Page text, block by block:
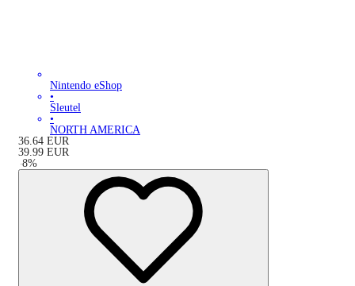
Nintendo eShop
•
Sleutel
•
NORTH AMERICA
36.64 EUR
39.99 EUR
-8%